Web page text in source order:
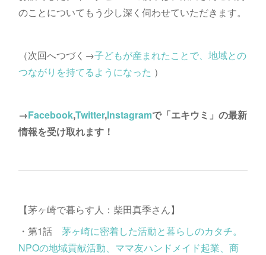
のことについてもう少し深く伺わせていただきます。
（次回へつづく→子どもが産まれたことで、地域との
つながりを持てるようになった ）
→Facebook,Twitter,Instagramで「エキウミ」の最新
情報を受け取れます！
【茅ヶ崎で暮らす人：柴田真季さん】
・第1話 茅ヶ崎に密着した活動と暮らしのカタチ。
NPOの地域貢献活動、ママ友ハンドメイド起業、商